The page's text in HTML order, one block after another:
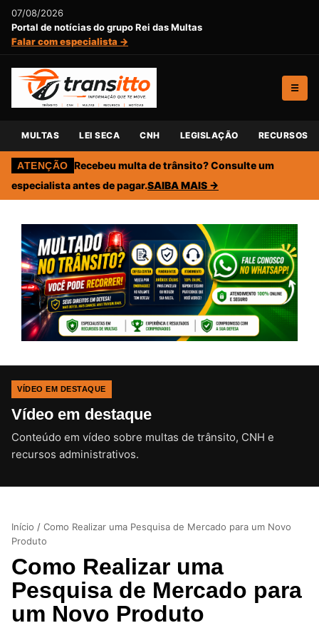
07/08/2026
Portal de notícias do grupo Rei das Multas
Falar com especialista →
☰
MULTAS LEI SECA CNH LEGISLAÇÃO RECURSOS
ATENÇÃO Recebeu multa de trânsito? Consulte um
especialista antes de pagar.SAIBA MAIS →
VÍDEO EM DESTAQUE
Vídeo em destaque
Conteúdo em vídeo sobre multas de trânsito, CNH e
recursos administrativos.CLIQUE PARA ATIVAR O SOM
Início / Como Realizar uma Pesquisa de Mercado para um Novo
Produto
Como Realizar uma
Pesquisa de Mercado para
um Novo Produto